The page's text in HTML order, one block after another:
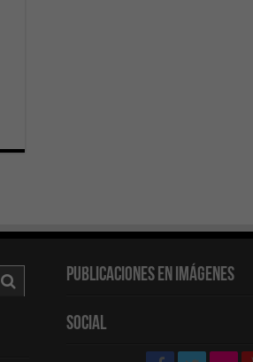
Publicaciones en Imágenes
Social